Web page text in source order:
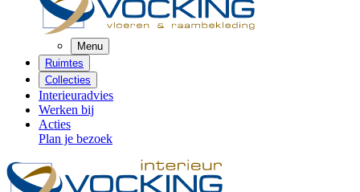
Menu
Ruimtes
Collecties
Interieuradvies
Werken bij
Acties
Plan je bezoek